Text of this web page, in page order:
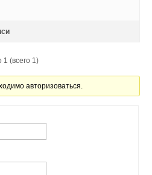
(всего 1)
авторизоваться.